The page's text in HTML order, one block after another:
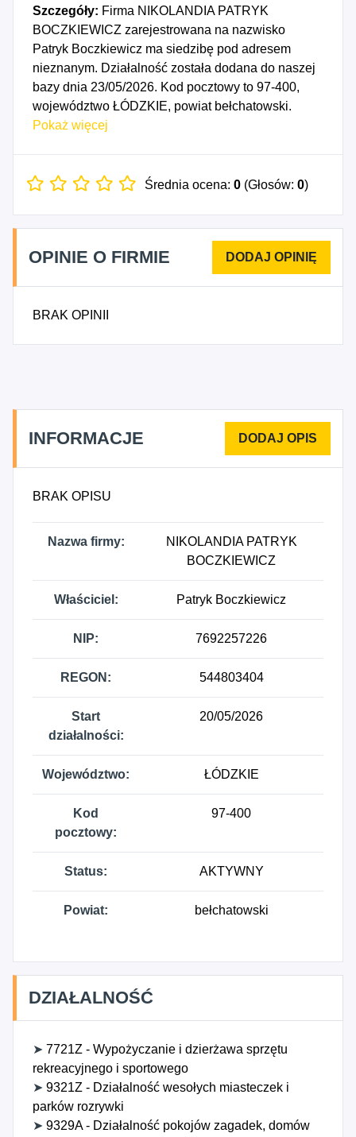
Szczegóły: Firma NIKOLANDIA PATRYK
BOCZKIEWICZ zarejestrowana na nazwisko
Patryk Boczkiewicz ma siedzibę pod adresem
nieznanym. Działalność została dodana do naszej
bazy dnia 23/05/2026. Kod pocztowy to 97-400,
województwo ŁÓDZKIE, powiat bełchatowski.
Numer Identyfikacji Podatkowej NIP to
544803404. Data rozpoczęcia działalności
dzierżawa sprzętu rekreacyjnego i sportowego,
9321Z - Działalność wesołych miasteczek i parków
rozrywki, 9329A - Działalność pokojów zagadek,
innych form rozrywki lub rekreacji organizowanych
Pokaż więcej
Średnia ocena: 0 (Głosów: 0)
OPINIE O FIRMIE
BRAK OPINII
INFORMACJE
BRAK OPISU
Nazwa firmy:
NIKOLANDIA PATRYK
BOCZKIEWICZ
Właściciel: Patryk Boczkiewicz
NIP: 7692257226
REGON: 544803404
Start
działalności:
20/05/2026
Województwo: ŁÓDZKIE
Kod
pocztowy:
97-400
Status: AKTYWNY
Powiat: bełchatowski
DZIAŁALNOŚĆ
➤ 7721Z - Wypożyczanie i dzierżawa sprzętu
rekreacyjnego i sportowego
➤ 9321Z - Działalność wesołych miasteczek i
parków rozrywki
➤ 9329A - Działalność pokojów zagadek, domów